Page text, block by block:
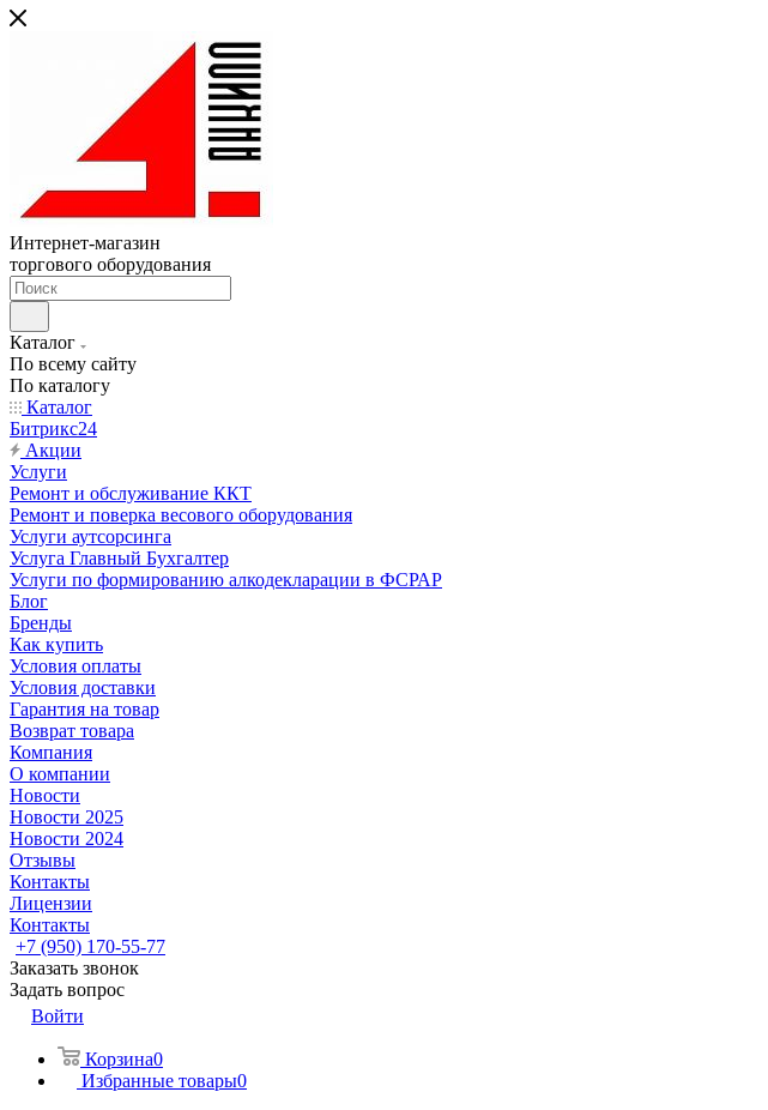
Интернет-магазин
торгового оборудования
Каталог
По всему сайту
По каталогу
Каталог
Битрикс24
Акции
Услуги
Ремонт и обслуживание ККТ
Ремонт и поверка весового оборудования
Услуги аутсорсинга
Услуга Главный Бухгалтер
Услуги по формированию алкодекларации в ФСРАР
Блог
Бренды
Как купить
Условия оплаты
Условия доставки
Гарантия на товар
Возврат товара
Компания
О компании
Новости
Новости 2025
Новости 2024
Отзывы
Контакты
Лицензии
Контакты
+7 (950) 170-55-77
Заказать звонок
Задать вопрос
Войти
Корзина0
Избранные товары0